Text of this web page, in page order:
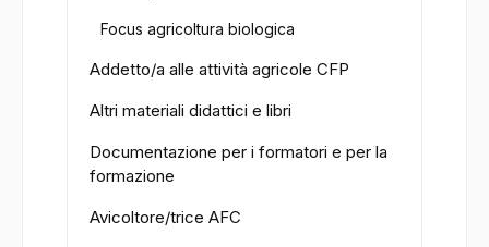
Focus agricoltura biologica
Addetto/a alle attività agricole CFP
Altri materiali didattici e libri
Documentazione per i formatori e per la
formazione
Avicoltore/trice AFC